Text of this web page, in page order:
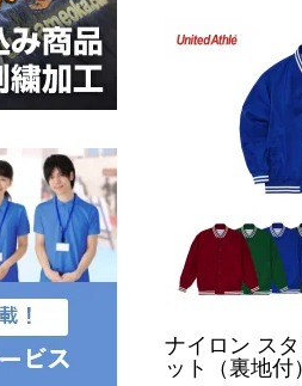
ナイロン ス
ット（裏地付）